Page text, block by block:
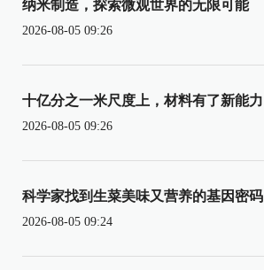
纳米制造，探索微观世界的无限可能
2026-08-05 09:26
十亿分之一米尺度上，材料有了新能力
2026-08-05 09:26
科学家找到生菜美味又营养的基因密码
2026-08-05 09:24